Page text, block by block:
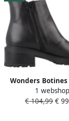
Wonders
Negros Color:
Dames
1 webshop
€ 104,99 €